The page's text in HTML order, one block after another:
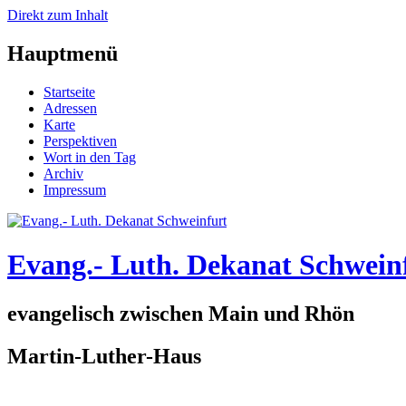
Direkt zum Inhalt
Hauptmenü
Startseite
Adressen
Karte
Perspektiven
Wort in den Tag
Archiv
Impressum
Evang.- Luth. Dekanat
evangelisch zwischen Main und Rhön
Martin-Luther-Haus